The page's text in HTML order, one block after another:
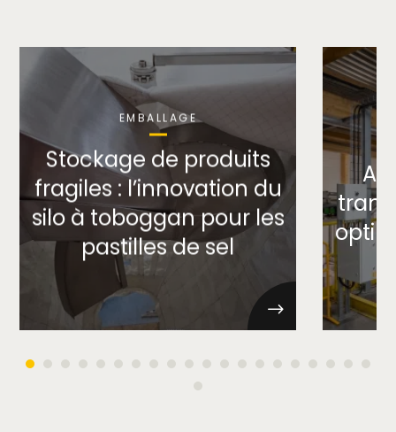
EMBALLAGE
Stockage de produits
fragiles : l’innovation du
silo à toboggan pour les
pastilles de sel